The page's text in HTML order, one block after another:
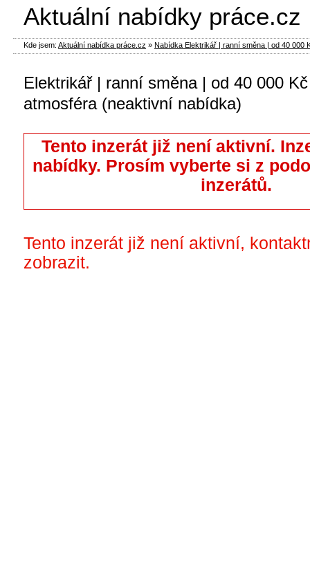
Elektrikář | ranní směna | od 40 000
atmosféra (neaktivní nabídka)
Tento inzerát již není aktivní.
nabídky. Prosím vyberte si z
inzerátů.
Tento inzerát již není aktivní,
zobrazit.
Aktuální nabídky práce.cz
Kde jsem: Aktuální nabídka práce.cz » Nabídka Elektrikář | ranní směna | od 40 000